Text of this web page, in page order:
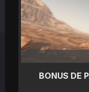
BONUS DE